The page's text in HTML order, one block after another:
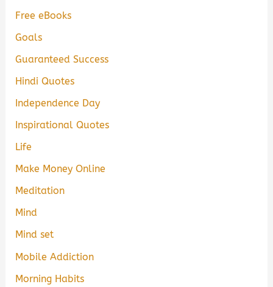
Free eBooks
Goals
Guaranteed Success
Hindi Quotes
Independence Day
Inspirational Quotes
Life
Make Money Online
Meditation
Mind
Mind set
Mobile Addiction
Morning Habits